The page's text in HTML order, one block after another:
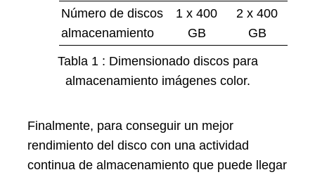
Número de discos
almacenamiento
1 x 400
GB
2 x 400
GB
Tabla 1 : Dimensionado discos para
almacenamiento imágenes color.
Finalmente, para conseguir un mejor
rendimiento del disco con una actividad
continua de almacenamiento que puede llegar